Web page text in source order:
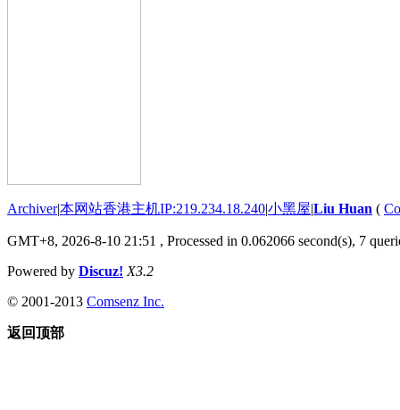
Archiver|本网站香港主机IP:219.234.18.240|小黑屋|Liu Huan (
GMT+8, 2026-8-10 21:51 , Processed in 0.062066 second(s), 7
Powered by Discuz! X3.2
© 2001-2013 Comsenz Inc.
返回顶部